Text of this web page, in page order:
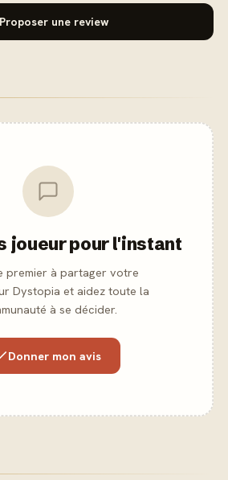
Proposer une review
joueur pour l'instant
premier à partager votre
Dystopia et aidez toute la
à se décider.
Donner mon avis